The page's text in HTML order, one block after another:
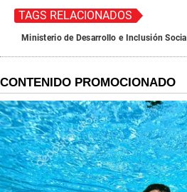
TAGS RELACIONADOS
Ministerio de Desarrollo e Inclusión Social